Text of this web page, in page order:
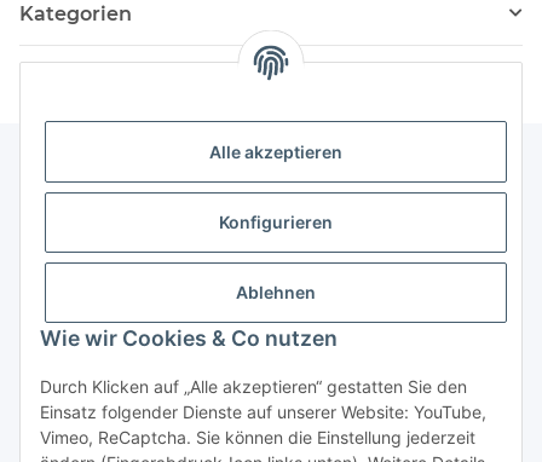
Alle akzeptieren
Konfigurieren
Ablehnen
Wie wir Cookies & Co nutzen
Durch Klicken auf „Alle akzeptieren“ gestatten Sie den
Einsatz folgender Dienste auf unserer Website: YouTube,
Vimeo, ReCaptcha. Sie können die Einstellung jederzeit
Kategorien
Vertrag widerrufen